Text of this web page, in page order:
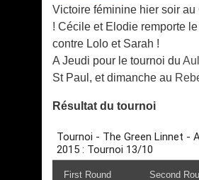
Victoire féminine hier soir au
! Cécile et Elodie remporte
contre Lolo et Sarah !
A Jeudi pour le tournoi du
St Paul, et dimanche au
Résultat du tournoi